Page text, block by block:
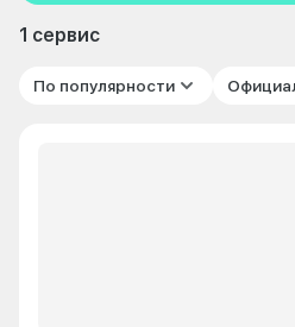
1 сервис
По популярности